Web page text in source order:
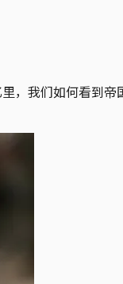
，我们如何看到